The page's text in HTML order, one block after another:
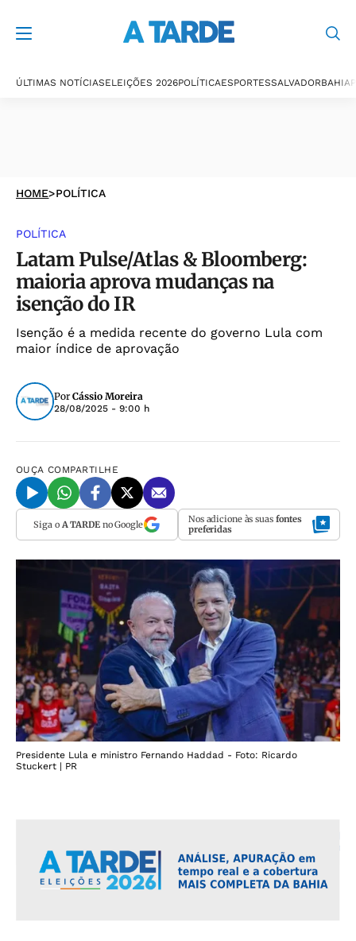
ÚLTIMAS NOTÍCIASELEIÇÕES 2026POLÍTICAESPORTESSALVADORBAHIA
HOME>POLÍTICA
POLÍTICA
Latam Pulse/Atlas & Bloomberg:
maioria aprova mudanças na
isenção do IR
Isenção é a medida recente do governo Lula com
maior índice de aprovação
Por Cássio Moreira
28/08/2025 - 9:00 h
OUÇA COMPARTILHE
Siga o A TARDEno Google Nos adicione às suas fontes
preferidas
Presidente Lula e ministro Fernando Haddad - Foto: Ricardo
Stuckert | PR